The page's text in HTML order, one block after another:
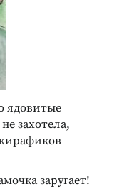
ядовитые
захотела,
заругает!